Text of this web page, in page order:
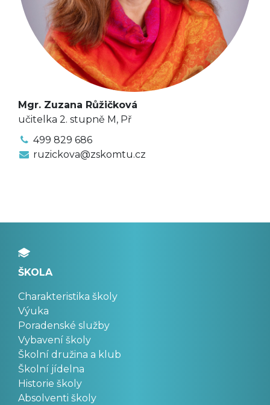
Mgr. Zuzana Růžičková
učitelka 2. stupně M, Př
499 829 686
ruzickova@zskomtu.cz
ŠKOLA
Charakteristika školy
Výuka
Poradenské služby
Vybavení školy
Školní družina a klub
Školní jídelna
Historie školy
Absolventi školy